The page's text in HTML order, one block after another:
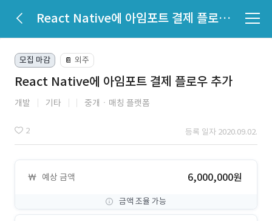
React Native에 아임포트 결제 플로우 추가
모집 마감 📔 외주
React Native에 아임포트 결제 플로우 추가
개발 기타 중개ㆍ매칭 플랫폼
2 등록 일자 2020.09.02.
예상 금액 6,000,000원
금액 조율 가능